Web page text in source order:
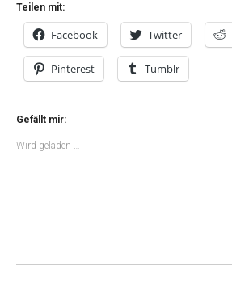
Teilen mit:
Facebook Twitter
Pinterest Tumblr
Gefällt mir:
Wird geladen …